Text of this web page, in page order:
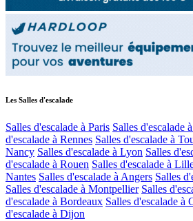
Les Salles d'escalade
Salles d'escalade à Paris Salles d'escalade
d'escalade à Rennes Salles d'escalade à
Nancy Salles d'escalade à Lyon Salles
d'escalade à Rouen Salles d'escalade à
Nantes Salles d'escalade à Angers Salles
Salles d'escalade à Montpellier Salles
d'escalade à Bordeaux Salles d'escalade à
d'escalade à Dijon